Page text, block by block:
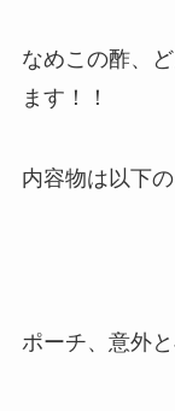
なめこの酢、
ます！！
内容物は以下の
ポーチ、意外と